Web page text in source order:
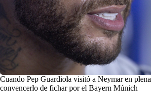
Cuando Pep Guardiola visitó a Neymar en
convencerlo de fichar por el Bayern Múnich